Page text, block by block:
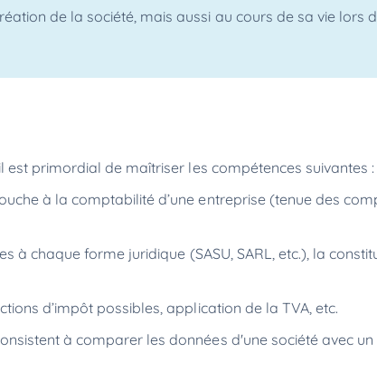
de la société, mais aussi au cours de sa vie lors
primordial de maîtriser les compétences suivantes :
à la comptabilité d’une entreprise (tenue des
à chaque forme juridique (SASU, SARL, etc.), la
d’impôt possibles, application de la TVA, etc.
à comparer les données d'une société avec